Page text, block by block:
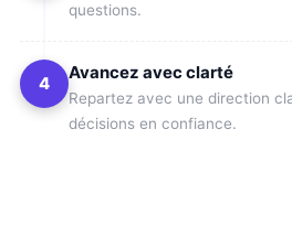
questions.
4
Avancez avec clarté
Repartez avec une direction
décisions en confiance.